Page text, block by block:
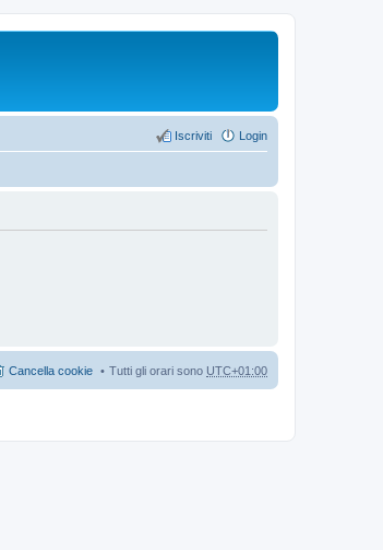
Login
Iscriviti
Tutti gli orari sono UTC+01:00
Cancella cookie